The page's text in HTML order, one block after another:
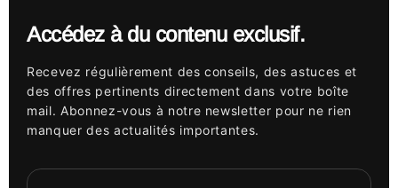
Accédez à du contenu exclusif.
Recevez régulièrement des conseils, des astuces et
des offres pertinents directement dans votre boîte
mail. Abonnez-vous à notre newsletter pour ne rien
manquer des actualités importantes.